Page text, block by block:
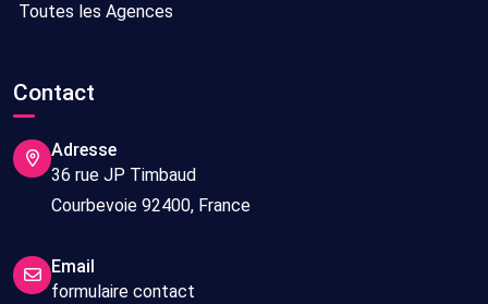
Toutes les Agences
Contact
Adresse
36 rue JP Timbaud
Courbevoie 92400, France
Email
formulaire contact